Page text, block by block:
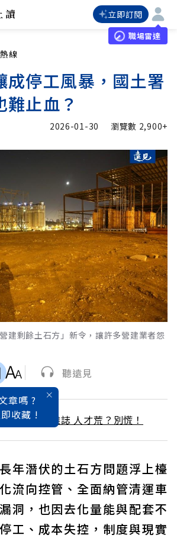
立即訂閱
職場雷達
線
成停工風暴，國土署
難止血？
2026-01-30 瀏覽數 2,900+
建剩餘土石方」新令，讓許多營建業者怨
章嗎 ?
收藏 !
聽遠見
/ 2月號雜誌 人才荒？別慌！
年潛伏的土石方問題浮上檯
流向控管、全面納管清運車
洞，也因去化量能與配套不
工、成本失控，制度與現實